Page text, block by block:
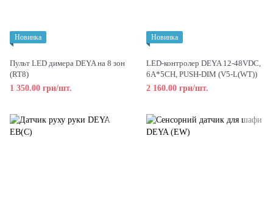
Новинка
Пульт LED димера DEYA на 8 зон
(RT8)
1 350.00 грн/шт.
Новинка
LED-контролер DEYA 12-48VDC,
6A*5CH, PUSH-DIM (V5-L(WT))
2 160.00 грн/шт.